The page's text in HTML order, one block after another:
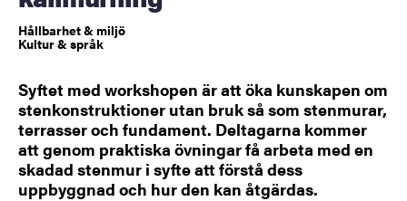
Hållbarhet & miljö
Kultur & språk
Syftet med workshopen är att öka kunskapen om
stenkonstruktioner utan bruk så som stenmurar,
terrasser och fundament. Deltagarna kommer
att genom praktiska övningar få arbeta med en
skadad stenmur i syfte att förstå dess
uppbyggnad och hur den kan åtgärdas.